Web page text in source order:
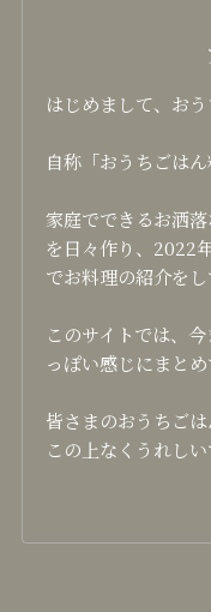
はじめまして、お
自称「おうちごは
家庭でできるお洒
を日々作り、2022
でお料理の紹介を
このサイトでは、
っぽい感じにまと
皆さまのおうちご
この上なくうれし